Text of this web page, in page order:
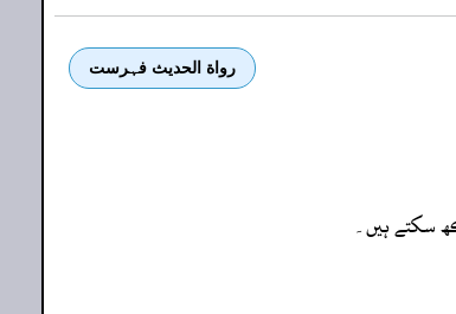
رواة الحديث فہرست
سکتے ہیں۔